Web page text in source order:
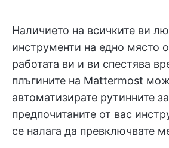
Наличието на всичките ви
инструменти на едно място
работата ви и ви спестява
плъгините на Mattermost
автоматизирате рутинните
предпочитаните от вас
се налага да превключвате